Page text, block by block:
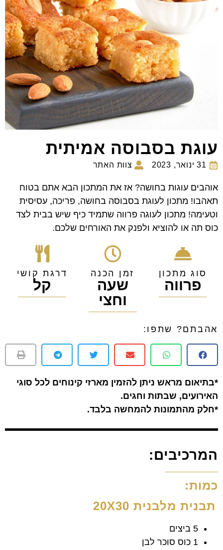
עוגת בסבוסה אמיתית
31 ינואר, 2023 צוות האתר
אוהבים עוגות בחושה? אז את המתכון הבא אתם בטוח
תאהבו! מתכון לעוגת בסבוסה בחושה, פריכה, עסיסית
וטעימה! מתכון לעוגה פרווה שתמיד כיף שיש בבית לצד
כוס תה או להוציא ולפנק את האורחים שלכם.
סוג מתכון
פרווה
זמן הכנה
שעה
וחצי
דרגת קושי
קל
אהבתם? שתפו:
*בתיאום מראש ניתן להזמין מארזי קינוחים לכל סוגי
האירועים, שבתות וחגים.
*חלק מהתמונות להמחשה בלבד.
המרכיבים:
כמות:
תבנית מלבנית 20X30
5 ביצים
1 כוס סוכר לבן